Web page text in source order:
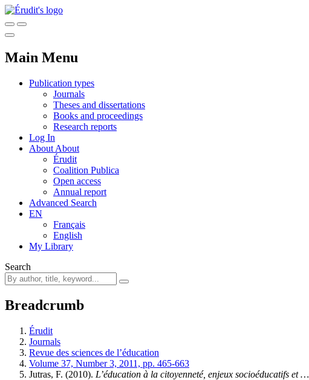
Main Menu
Publication types
Journals
Theses and dissertations
Books and proceedings
Research reports
Log In
About About
Érudit
Coalition Publica
Open access
Annual report
Advanced Search
EN
Français
English
My Library
Search
Breadcrumb
Érudit
Journals
Revue des sciences de l’éducation
Volume 37, Number 3, 2011, pp. 465-663
Jutras, F. (2010). L’éducation à la citoyenneté, enjeux socioéducatifs et …